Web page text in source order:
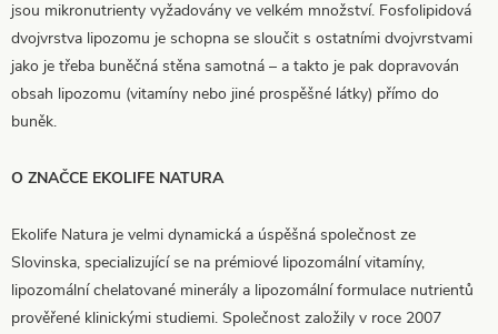
jsou mikronutrienty vyžadovány ve velkém množství. Fosfolipidová
dvojvrstva lipozomu je schopna se sloučit s ostatními dvojvrstvami
jako je třeba buněčná stěna samotná – a takto je pak dopravován
obsah lipozomu (vitamíny nebo jiné prospěšné látky) přímo do
buněk.
O ZNAČCE EKOLIFE NATURA
Ekolife Natura je velmi dynamická a úspěšná společnost ze
Slovinska, specializující se na prémiové lipozomální vitamíny,
lipozomální chelatované minerály a lipozomální formulace nutrientů
prověřené klinickými studiemi. Společnost založily v roce 2007